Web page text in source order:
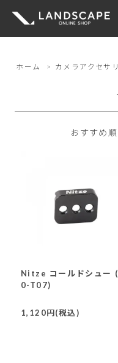
ホーム > カメラアクセサ
おすすめ順
Nitze コールドシュー
0-T07)
1,120円(税込)